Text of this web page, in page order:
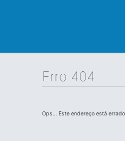
Erro 404
Ops... Este endereço está